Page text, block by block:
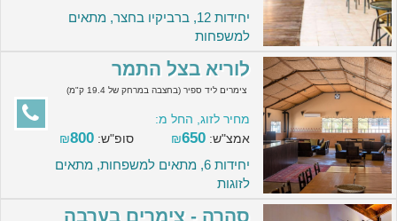
יחידות 12, ברביקיו בחצר, מתאים
למשפחות
לוריא בצל התמר
צימרים ליד ספיר (בחצבה במרחק של 19.4 ק"מ)
מחיר לזוג, החל מ:
אמצ"ש:
₪650 סופ"ש: ₪800
יחידות 6, מתאים למשפחות, מתאים
לזוגות
סהרה - צימרים בערבה